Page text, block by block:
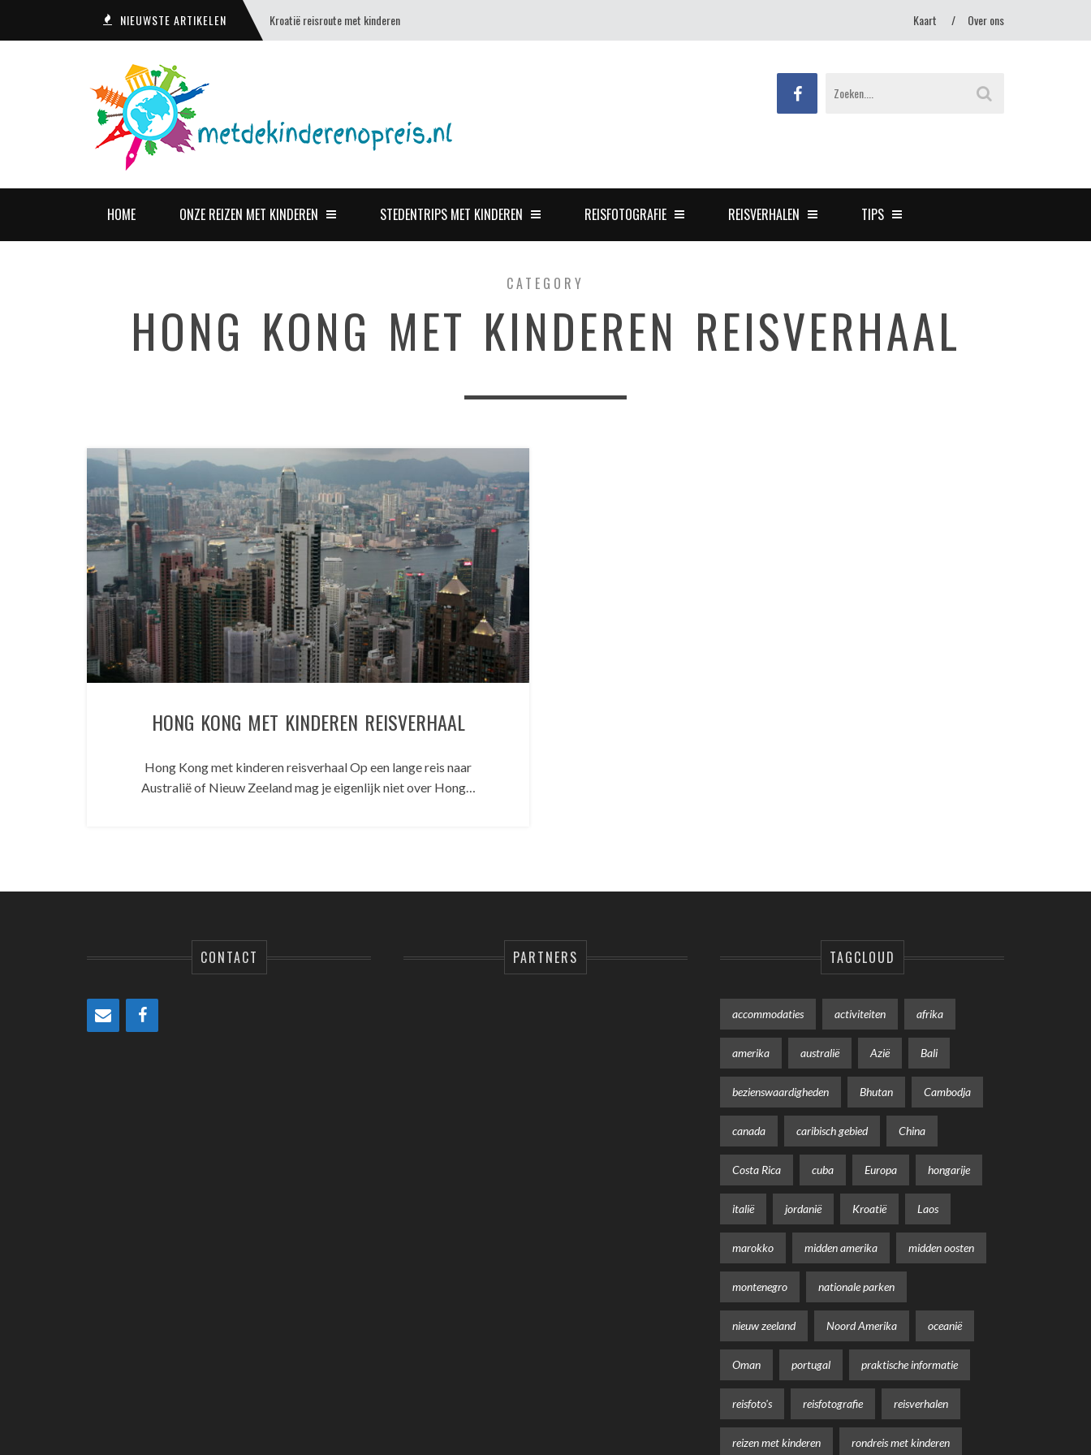
NIEUWSTE ARTIKELEN Kroatië reisroute met kinderen Kaart Over ons
HOME ONZE REIZEN MET KINDEREN STEDENTRIPS MET KINDEREN REISFOTOGRAFIE REISVERHALEN TIPS
CATEGORY
HONG KONG MET KINDEREN REISVERHAAL
HONG KONG MET KINDEREN REISVERHAAL
Hong Kong met kinderen reisverhaal Op een lange reis naar
Australië of Nieuw Zeeland mag je eigenlijk niet over Hong…
CONTACT PARTNERS TAGCLOUD
accommodaties activiteiten afrika
amerika australië Azië Bali
bezienswaardigheden Bhutan Cambodja
canada caribisch gebied China
Costa Rica cuba Europa hongarije
italië jordanië Kroatië Laos
marokko midden amerika midden oosten
montenegro nationale parken
nieuw zeeland Noord Amerika oceanië
Oman portugal praktische informatie
reisfoto's reisfotografie reisverhalen
reizen met kinderen rondreis met kinderen